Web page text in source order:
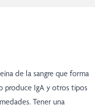
de la sangre que forma
produce IgA y otros tipos
Tener una